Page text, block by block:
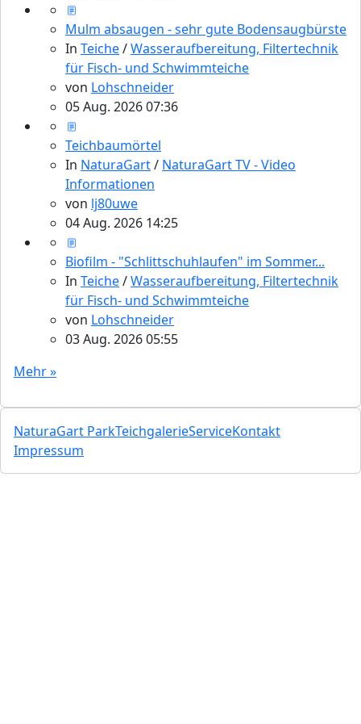
Mulm absaugen - sehr gute Bodensaugbürste
In Teiche/Wasseraufbereitung, Filtertechnik
für Fisch- und Schwimmteiche
von Lohschneider
05 Aug. 2026 07:36
Teichbaumörtel
In NaturaGart/ NaturaGart TV - Video
Informationen
von lj80uwe
04 Aug. 2026 14:25
Biofilm - "Schlittschuhlaufen" im Sommer...
In Teiche/Wasseraufbereitung, Filtertechnik
für Fisch- und Schwimmteiche
von Lohschneider
03 Aug. 2026 05:55
Mehr »
NaturaGart ParkTeichgalerieServiceKontakt
Impressum